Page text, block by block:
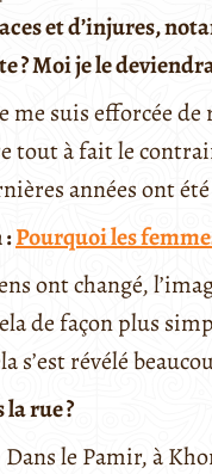
et d’injures,
? Moi je le
me suis efforcée
tout à fait le
années ont
:Pourquoi les
ont changé,
de façon plus
s’est révélé
rue ?
le Pamir, à